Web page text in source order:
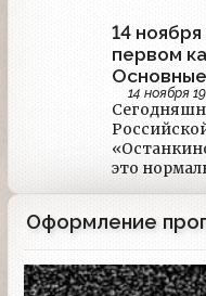
компания
После
различных
выглядит
14
первом
14 ноября
это
законам. В
основных
Оформление
Заставка